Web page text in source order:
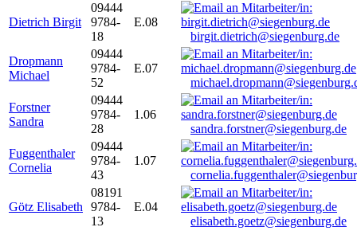
Dietrich Birgit
09444
9784-
18
E.08
birgit.dietrich@siegenburg.de
Dropmann
Michael
09444
9784-
52
E.07
Forstner
Sandra
09444
9784-
28
1.06
sandra.forstner@siegenburg.de
Fuggenthaler
Cornelia
09444
9784-
43
1.07
Götz Elisabeth
08191
9784-
13
E.04
elisabeth.goetz@siegenburg.de